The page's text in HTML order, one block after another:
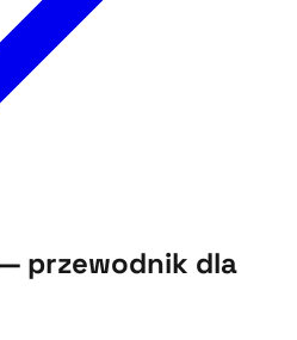
przewodnik dla